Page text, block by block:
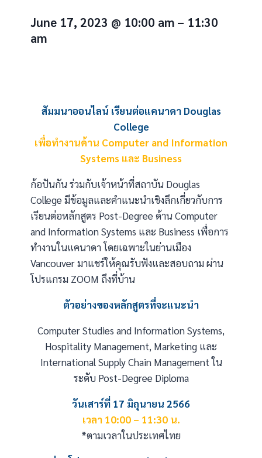
June 17, 2023 @ 10:00 am – 11:30
am
สัมมนาออนไลน์ เรียนต่อแคนาดา Douglas
College
เพื่อทำงานด้าน Computer and Information
Systems และ Business
ก้อปันกัน ร่วมกับเจ้าหน้าที่สถาบัน Douglas
College มีข้อมูลและคำแนะนำเชิงลึกเกี่ยวกับการ
เรียนต่อหลักสูตร Post-Degree ด้าน Computer
and Information Systems และ Business เพื่อการ
ทำงานในแคนาดา โดยเฉพาะในย่านเมือง
Vancouver มาแชร์ให้คุณรับฟังและสอบถาม ผ่าน
โปรแกรม ZOOM ถึงที่บ้าน
ตัวอย่างของหลักสูตรที่จะแนะนำ
Computer Studies and Information Systems,
Hospitality Management, Marketing และ
International Supply Chain Management ใน
ระดับ Post-Degree Diploma
วันเสาร์ที่ 17 มิถุนายน 2566
เวลา 10:00 – 11:30 น.
*ตามเวลาในประเทศไทย